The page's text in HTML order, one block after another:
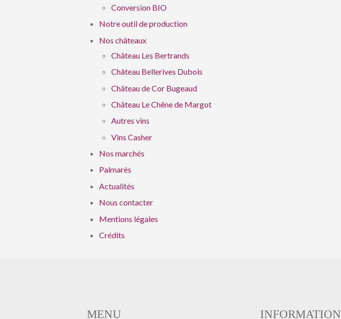
Conversion BIO
Notre outil de production
Nos châteaux
Château Les Bertrands
Château Bellerives Dubois
Château de Cor Bugeaud
Château Le Chêne de Margot
Autres vins
Vins Casher
Nos marchés
Palmarès
Actualités
Nous contacter
Mentions légales
Crédits
MENU INFORMATION